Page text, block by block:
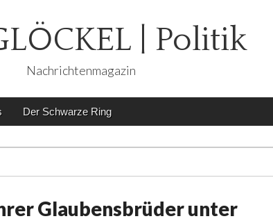
| Politik
Nachrichtenmagazin
Der Schwarze Ring
Glaubensbrüder unter